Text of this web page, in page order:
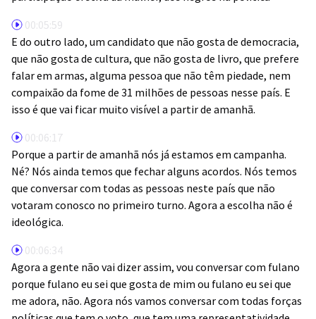
00:05:59
E do outro lado, um candidato que não gosta de democracia,
que não gosta de cultura, que não gosta de livro, que prefere
falar em armas, alguma pessoa que não têm piedade, nem
compaixão da fome de 31 milhões de pessoas nesse país. E
isso é que vai ficar muito visível a partir de amanhã.
00:06:17
Porque a partir de amanhã nós já estamos em campanha.
Né? Nós ainda temos que fechar alguns acordos. Nós temos
que conversar com todas as pessoas neste país que não
votaram conosco no primeiro turno. Agora a escolha não é
ideológica.
00:06:34
Agora a gente não vai dizer assim, vou conversar com fulano
porque fulano eu sei que gosta de mim ou fulano eu sei que
me adora, não. Agora nós vamos conversar com todas forças